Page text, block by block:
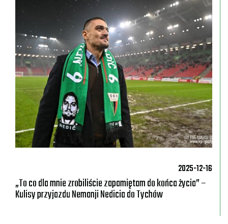
2025-12-16
„To co dla mnie zrobiliście zapamiętam do końca życia” –
Kulisy przyjazdu Nemanji Nedicia do Tychów